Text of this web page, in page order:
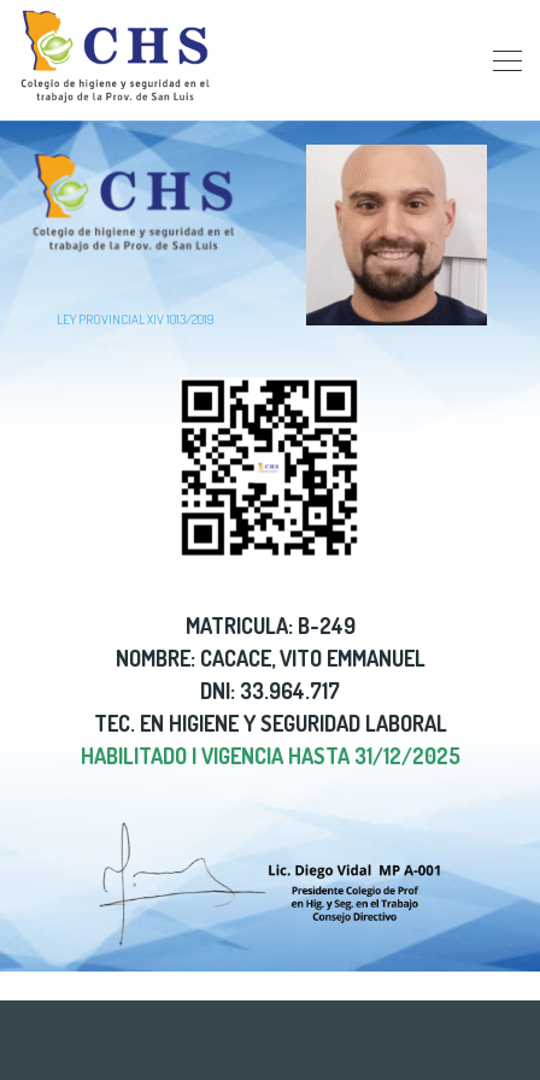
LEY PROVINCIAL XIV 1013/2019
MATRICULA: B-249
NOMBRE: CACACE, VITO EMMANUEL
DNI: 33.964.717
TEC. EN HIGIENE Y SEGURIDAD LABORAL
HABILITADO | VIGENCIA HASTA 31/12/2025